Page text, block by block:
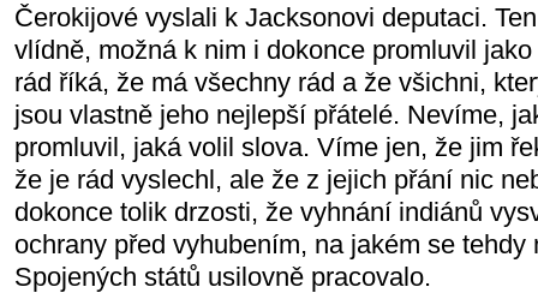
Čerokijové vyslali k Jacksonovi deputaci.
vlídně, možná k nim i dokonce promluvil
rád říká, že má všechny rád a že všichni,
jsou vlastně jeho nejlepší přátelé. Nevíme,
promluvil, jaká volil slova. Víme jen, že jim
že je rád vyslechl, ale že z jejich přání nic
dokonce tolik drzosti, že vyhnání indiánů
ochrany před vyhubením, na jakém se tehdy
Spojených států usilovně pracovalo.